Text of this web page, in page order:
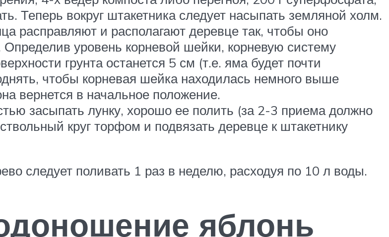
Теперь вокруг штакетника следует насыпать земляной холм.
расправляют и располагают деревце так, чтобы оно
уровень корневой шейки, корневую систему
грунта останется 5 см (т.е. яма будет почти
чтобы корневая шейка находилась немного выше
вернется в начальное положение.
засыпать лунку, хорошо ее полить (за 2-3 приема должно
круг торфом и подвязать деревце к штакетнику
следует поливать 1 раз в неделю, расходуя по 10 л воды.
яблонь